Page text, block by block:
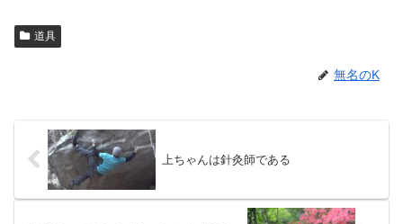
道具
無名のK
上ちゃんは針灸師である